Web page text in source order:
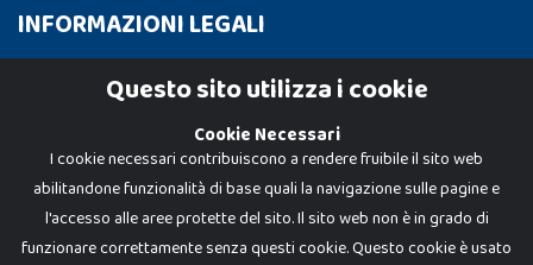
INFORMAZIONI LEGALI
Cookie PolicyQuesto sito utilizza i cookie
Cookie Necessari
I cookie necessari contribuiscono a rendere fruibile il sito web
abilitandone funzionalità di base quali la navigazione sulle pagine e
l'accesso alle aree protette del sito. Il sito web non è in grado di
funzionare correttamente senza questi cookie. Questo cookie è usato